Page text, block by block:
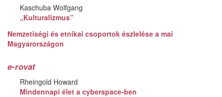
Kaschuba Wolfgang
„Kulturalizmus”
Nemzetiségi és etnikai csoportok észlelése a mai
Magyarországon
e-rovat
Rheingold Howard
Mindennapi élet a cyberspace-ben